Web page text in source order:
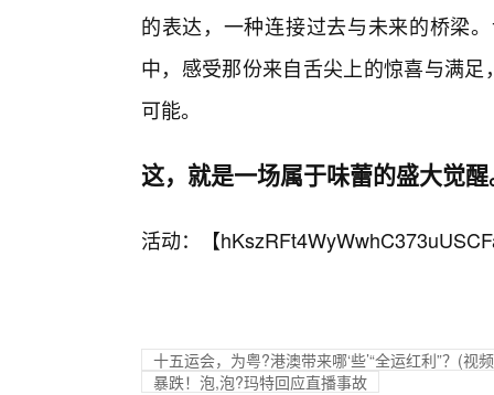
的表达，一种连接过去与未来的桥梁
中，感受那份来自舌尖上的惊喜与满
可能。
这，就是一场属于味蕾的盛大觉
活动：【
十五运会，为粤?港澳带来哪‘些’“全运红利”？(视
暴跌！泡,泡?玛特回应直播事故